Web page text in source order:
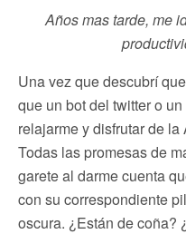
Años mas tarde, me
Una vez que descubrí
que un bot del twitter o
relajarme y disfrutar de
Todas las promesas de
garete al darme cuenta
con su correspondiente
oscura. ¿Están de coña?